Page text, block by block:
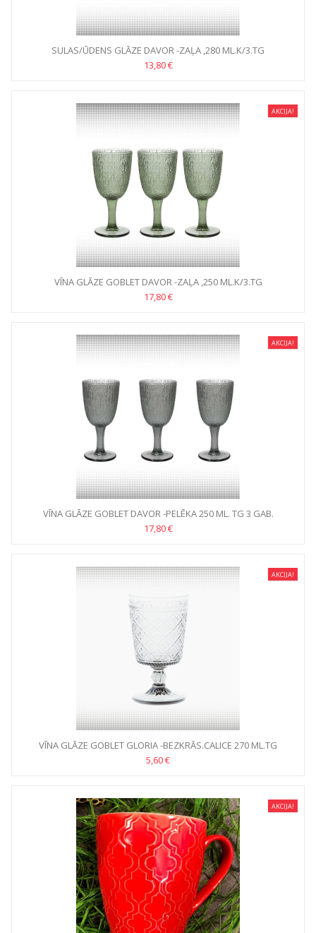
SULAS/ŪDENS GLĀZE DAVOR -ZAĻA ,280 ML.K/3.TG
13,80 €
AKCIJA!
VĪNA GLĀZE GOBLET DAVOR -ZAĻA ,250 ML.K/3.TG
17,80 €
AKCIJA!
VĪNA GLĀZE GOBLET DAVOR -PELĒKA 250 ML. TG 3 GAB.
17,80 €
AKCIJA!
VĪNA GLĀZE GOBLET GLORIA -BEZKRĀS.CALICE 270 ML.TG
5,60 €
AKCIJA!